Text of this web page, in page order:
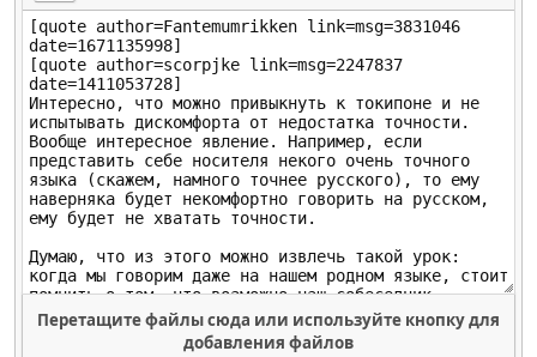
Перетащите файлы сюда или используйте кнопку для
добавления файлов